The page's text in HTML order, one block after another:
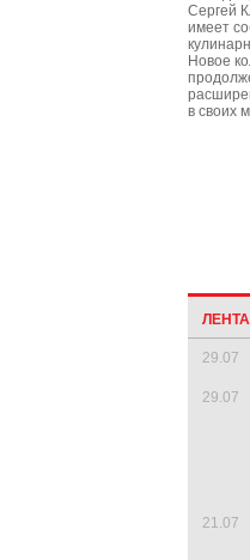
Сергей
имеет
Новое
в своих
29.07
29.07
21.07